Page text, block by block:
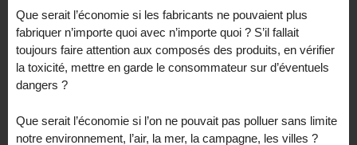
Que serait l’économie si les fabricants ne pouvaient plus
fabriquer n’importe quoi avec n’importe quoi ? S’il fallait
toujours faire attention aux composés des produits, en vérifier
la toxicité, mettre en garde le consommateur sur d’éventuels
dangers ?
Que serait l’économie si l’on ne pouvait pas polluer sans limite
notre environnement, l’air, la mer, la campagne, les villes ?